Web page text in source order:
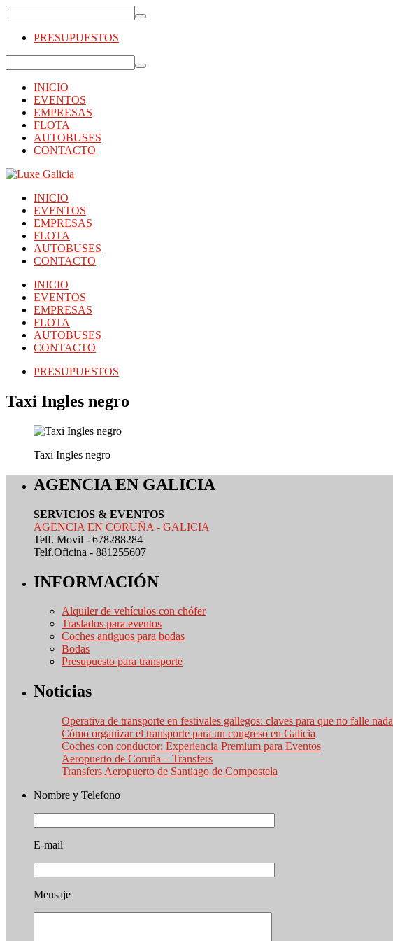
PRESUPUESTOS
INICIO
EVENTOS
EMPRESAS
FLOTA
AUTOBUSES
CONTACTO
INICIO
EVENTOS
EMPRESAS
FLOTA
AUTOBUSES
CONTACTO
INICIO
EVENTOS
EMPRESAS
FLOTA
AUTOBUSES
CONTACTO
PRESUPUESTOS
Taxi Ingles negro
Taxi Ingles negro
AGENCIA EN GALICIA
SERVICIOS & EVENTOS
AGENCIA EN CORUÑA - GALICIA
Telf. Movil - 678288284
Telf.Oficina - 881255607
INFORMACIÓN
Alquiler de vehículos con chófer
Traslados para eventos
Coches antiguos para bodas
Bodas
Presupuesto para transporte
Noticias
Operativa de transporte en festivales gallegos: claves para que no falle nada
Cómo organizar el transporte para un congreso en Galicia
Coches con conductor: Experiencia Premium para Eventos
Aeropuerto de Coruña – Transfers
Transfers Aeropuerto de Santiago de Compostela
Nombre y Telefono
E-mail
Mensaje